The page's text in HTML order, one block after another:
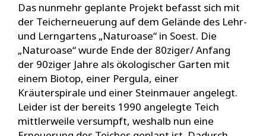
Das nunmehr geplante Projekt befasst sich mit
der Teicherneuerung auf dem Gelände des Lehr-
und Lerngartens „Naturoase“ in Soest. Die
„Naturoase“ wurde Ende der 80ziger/ Anfang
der 90ziger Jahre als ökologischer Garten mit
einem Biotop, einer Pergula, einer
Kräuterspirale und einer Steinmauer angelegt.
Leider ist der bereits 1990 angelegte Teich
mittlerweile versumpft, weshalb nun eine